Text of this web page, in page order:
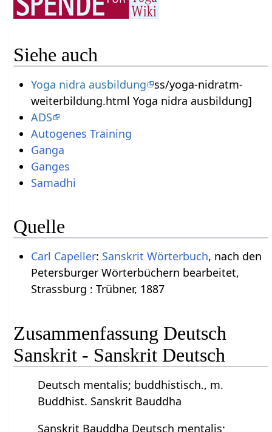
Siehe auch
Yoga nidra ausbildung
ss/yoga-nidratm-
weiterbildung.html Yoga nidra ausbildung]
ADS
Autogenes Training
Ganga
Ganges
Samadhi
Quelle
Carl Capeller: Sanskrit Wörterbuch, nach den
Petersburger Wörterbüchern bearbeitet,
Strassburg : Trübner, 1887
Zusammenfassung Deutsch
Sanskrit - Sanskrit Deutsch
Deutsch mentalis; buddhistisch., m.
Buddhist. Sanskrit Bauddha
Sanskrit Bauddha Deutsch mentalis;